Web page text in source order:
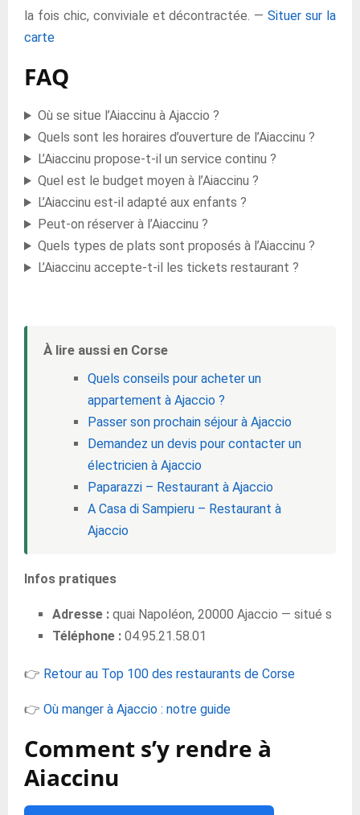
la fois chic, conviviale et décontractée. —Situer sur la
carte
FAQ
Où se situe l’Aiaccinu à Ajaccio ?
Quels sont les horaires d’ouverture de l’Aiaccinu ?
L’Aiaccinu propose-t-il un service continu ?
Quel est le budget moyen à l’Aiaccinu ?
L’Aiaccinu est-il adapté aux enfants ?
Peut-on réserver à l’Aiaccinu ?
Quels types de plats sont proposés à l’Aiaccinu ?
L’Aiaccinu accepte-t-il les tickets restaurant ?
À lire aussi en Corse
Quels conseils pour acheter un
appartement à Ajaccio ?
Passer son prochain séjour à Ajaccio
Demandez un devis pour contacter un
électricien à Ajaccio
Paparazzi – Restaurant à Ajaccio
A Casa di Sampieru – Restaurant à
Ajaccio
Infos pratiques
Adresse : quai Napoléon, 20000 Ajaccio — situé s
Téléphone : 04.95.21.58.01
👉 Retour au Top 100 des restaurants de Corse
👉 Où manger à Ajaccio : notre guide
Comment s’y rendre à
Aiaccinu